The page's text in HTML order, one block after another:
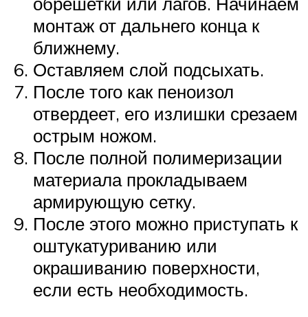
монтаж от дальнего конца к
ближнему.
Оставляем слой подсыхать.
После того как пеноизол
отвердеет, его излишки срезаем
острым ножом.
После полной полимеризации
материала прокладываем
армирующую сетку.
После этого можно приступать к
оштукатуриванию или
окрашиванию поверхности,
если есть необходимость.